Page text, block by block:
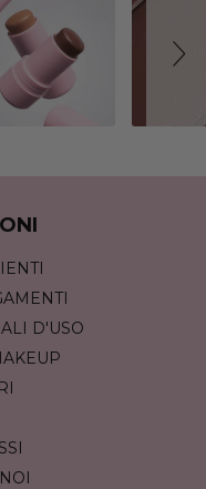
D'USO